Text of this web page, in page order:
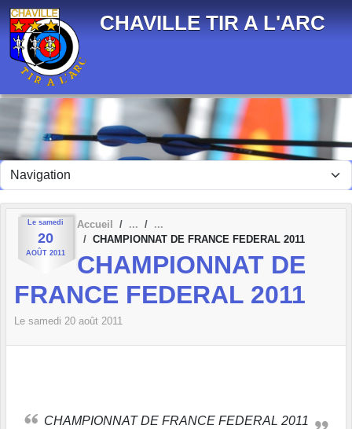
CHAVILLE TIR A L'ARC
Le samedi
20
AOÛT 2011
Accueil
CHAMPIONNAT DE FRANCE FEDERAL 2011
CHAMPIONNAT DE
FRANCE FEDERAL 2011
Le samedi 20 août 2011
CHAMPIONNAT DE FRANCE FEDERAL 2011
Panneau de gestion des cookies